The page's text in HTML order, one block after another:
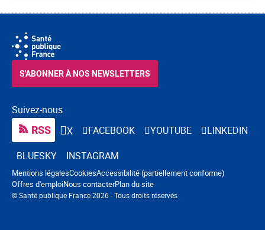
Suivez-nous
RSS X FACEBOOK YOUTUBE
LINKEDIN
BLUESKY
INSTAGRAM
S'ABONNER À NOS NEWSLETTERS
© Santé publique France 2026 - Tous droits réservés
Navigation pied de page
Mentions légalesCookiesAccessibilité (partiellement conforme)
Offres d'emploiNous contacterPlan du site